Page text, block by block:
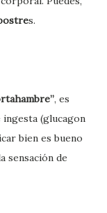
s.
, es
(glucagon
bien es bueno
sensación de